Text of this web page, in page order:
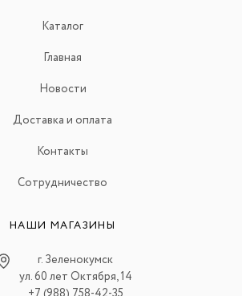
Каталог
Главная
Новости
Доставка и оплата
Контакты
Сотрудничество
НАШИ МАГАЗИНЫ
г. Зеленокумск
ул. 60 лет Октября, 14